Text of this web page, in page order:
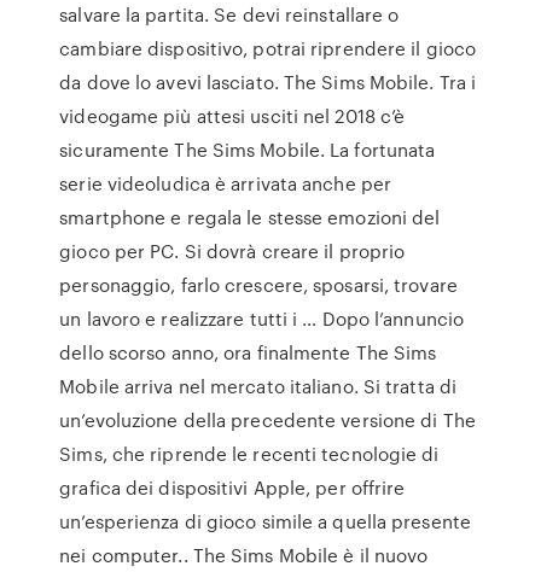
salvare la partita. Se devi reinstallare o
cambiare dispositivo, potrai riprendere il gioco
da dove lo avevi lasciato. The Sims Mobile. Tra i
videogame più attesi usciti nel 2018 c’è
sicuramente The Sims Mobile. La fortunata
serie videoludica è arrivata anche per
smartphone e regala le stesse emozioni del
gioco per PC. Si dovrà creare il proprio
personaggio, farlo crescere, sposarsi, trovare
un lavoro e realizzare tutti i … Dopo l’annuncio
dello scorso anno, ora finalmente The Sims
Mobile arriva nel mercato italiano. Si tratta di
un’evoluzione della precedente versione di The
Sims, che riprende le recenti tecnologie di
grafica dei dispositivi Apple, per offrire
un’esperienza di gioco simile a quella presente
nei computer.. The Sims Mobile è il nuovo